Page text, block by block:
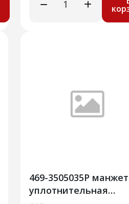
469-3505035Р
уплотнительная